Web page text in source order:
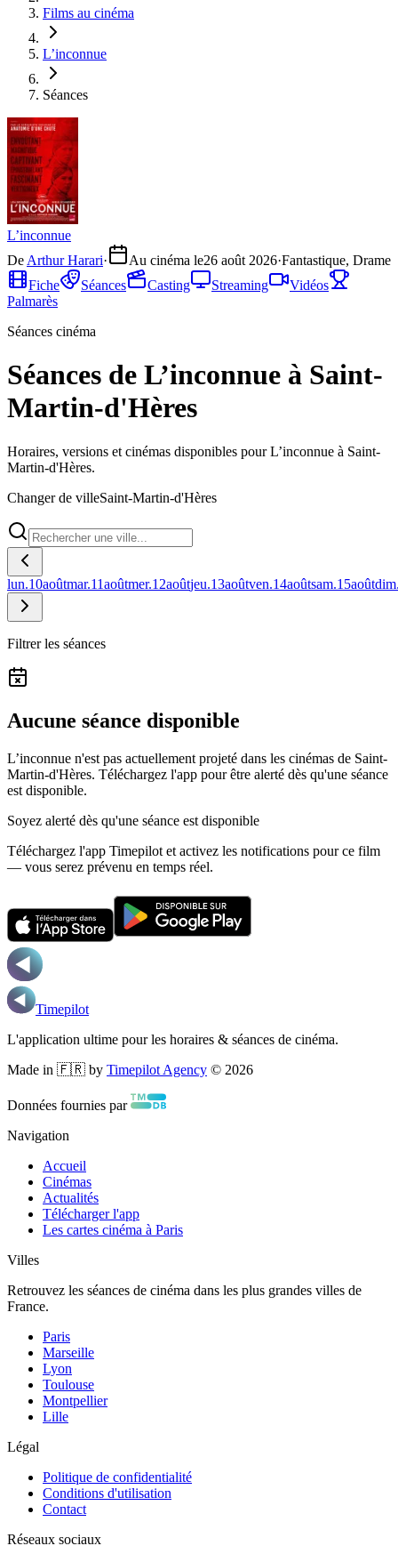
Films au cinéma
L’inconnue
Séances
L’inconnue
De Arthur Harari· Au cinéma le26 août 2026·Fantastique, Drame
Fiche
Séances Casting Streaming
Vidéos
Palmarès
Séances cinéma
Séances de L’inconnue à Saint-
Martin-d'Hères
Horaires, versions et cinémas disponibles pour L’inconnue à Saint-
Martin-d'Hères.
Changer de villeSaint-Martin-d'Hères
lun.10aoûtmar.11aoûtmer.12aoûtjeu.13aoûtven.14aoûtsam.15août
Filtrer les séances
Aucune séance disponible
L’inconnue n'est pas actuellement projeté dans les cinémas de Saint-
Martin-d'Hères. Téléchargez l'app pour être alerté dès qu'une séance
est disponible.
Soyez alerté dès qu'une séance est disponible
Téléchargez l'app Timepilot et activez les notifications pour ce film
— vous serez prévenu en temps réel.
Timepilot
L'application ultime pour les horaires & séances de cinéma.
Made in 🇫🇷 by Timepilot Agency © 2026
Données fournies par
Navigation
Accueil
Cinémas
Actualités
Télécharger l'app
Les cartes cinéma à Paris
Villes
Retrouvez les séances de cinéma dans les plus grandes villes de
France.
Paris
Marseille
Lyon
Toulouse
Montpellier
Lille
Légal
Politique de confidentialité
Conditions d'utilisation
Contact
Réseaux sociaux